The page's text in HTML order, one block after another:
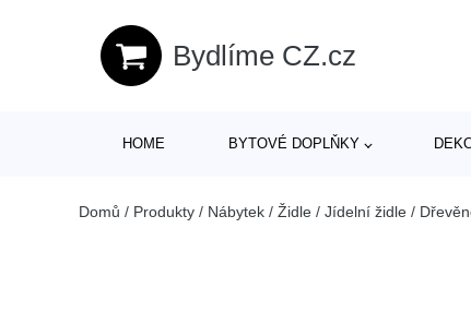
Bydlíme CZ.cz
HOME BYTOVÉ DOPLŇKY
Domů / Produkty / Nábytek / Židle / Jídelní židle /